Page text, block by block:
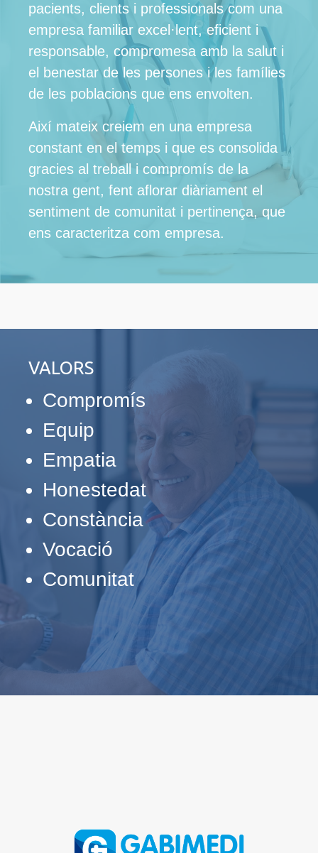
pacients, clients i professionals com una
empresa familiar excel·lent, eficient i
responsable, compromesa amb la salut i
el benestar de les persones i les famílies
de les poblacions que ens envolten.
Així mateix creiem en una empresa
constant en el temps i que es consolida
gracies al treball i compromís de la
nostra gent, fent aflorar diàriament el
sentiment de comunitat i pertinença, que
ens caracteritza com empresa.
VALORS
Compromís
Equip
Empatia
Honestedat
Constància
Vocació
Comunitat